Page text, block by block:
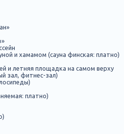
и хамамом (сауна финская: платно)
и летняя площадка на самом верху
зал, фитнес-зал)
платно)